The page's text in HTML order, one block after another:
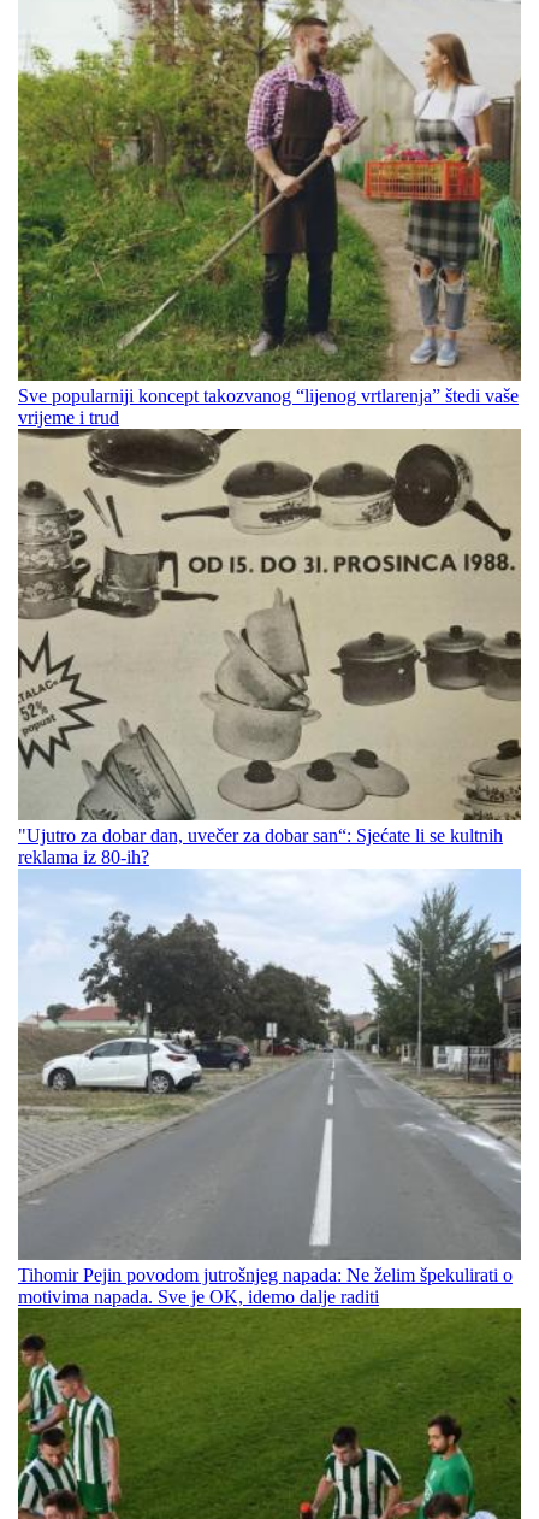
Sve popularniji koncept takozvanog “lijenog vrtlarenja” štedi vaše
vrijeme i trud
"Ujutro za dobar dan, uvečer za dobar san“: Sjećate li se kultnih
reklama iz 80-ih?
Tihomir Pejin povodom jutrošnjeg napada: Ne želim špekulirati o
motivima napada. Sve je OK, idemo dalje raditi